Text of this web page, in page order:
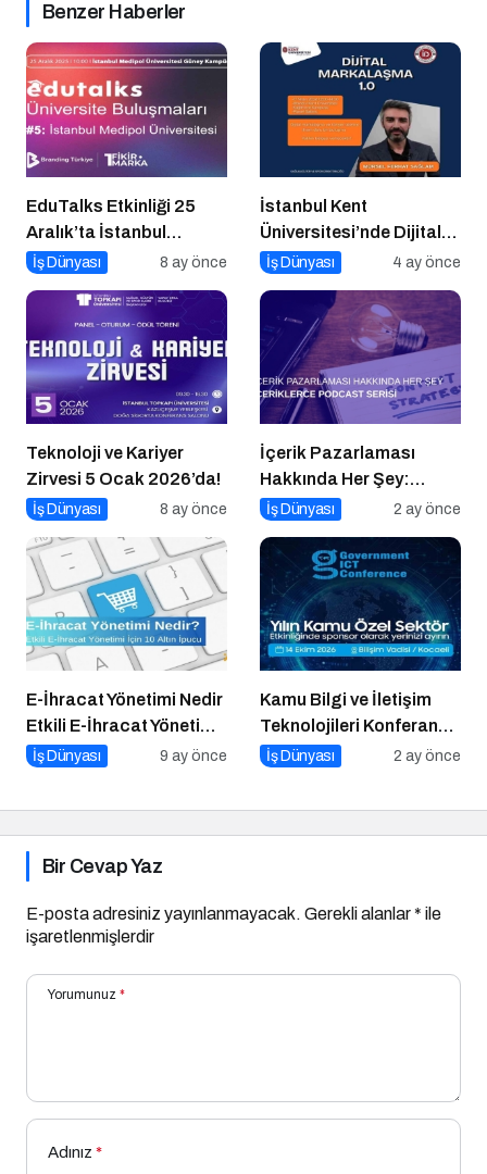
Benzer Haberler
EduTalks Etkinliği 25
Aralık’ta İstanbul
Medipol
İş Dünyası 8 ay önce
İstanbul Kent
Üniversitesi’nde Dijital
Markalaşma 1.0
İş Dünyası 4 ay önce
Teknoloji ve Kariyer
Zirvesi 5 Ocak 2026’da!
İş Dünyası 8 ay önce
İçerik Pazarlaması
Hakkında Her Şey:
İçeriklerce Podcast
İş Dünyası 2 ay önce
E-İhracat Yönetimi Nedir
Etkili E-İhracat Yönetimi
için 10 Altın İpucu
İş Dünyası 9 ay önce
Kamu Bilgi ve İletişim
Teknolojileri Konferansı
2026 İçin Geri Sayım!
İş Dünyası 2 ay önce
Bir Cevap Yaz
E-posta adresiniz yayınlanmayacak. Gerekli alanlar* ile
işaretlenmişlerdir
Yorumunuz *
Adınız *